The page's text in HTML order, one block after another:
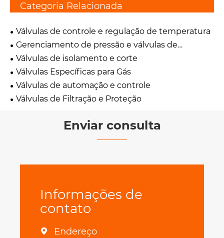
Categoria Relacionada
Válvulas de controle e regulação de temperatura
Gerenciamento de pressão e válvulas de
segurança
Válvulas de isolamento e corte
Válvulas Específicas para Gás
Válvulas de automação e controle
Válvulas de Filtração e Proteção
Enviar consulta
Informações de
contato
 Endereço